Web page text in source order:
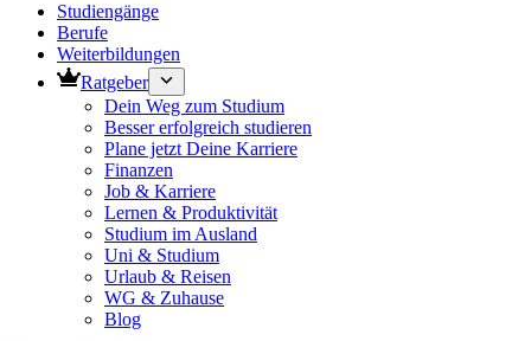
Studiengänge
Berufe
Weiterbildungen
Ratgeber
Dein Weg zum Studium
Besser erfolgreich studieren
Plane jetzt Deine Karriere
Finanzen
Job & Karriere
Lernen & Produktivität
Studium im Ausland
Uni & Studium
Urlaub & Reisen
WG & Zuhause
Blog